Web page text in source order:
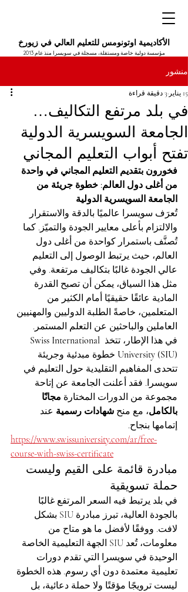
الأكاديمية اوتونومس للتعليم العالي في زيورخ
مؤسسة دولية خاصة ومستقلة، مسجلة في سويسرا منذ عام 2013
منشور
في بلد مرتفع التكاليف…
الجامعة السويسرية الدولية
تفتح أبواب التعليم المجاني
15 يناير 3 دقيقة قراءة
فخورون بتقديم التعليم المجاني في واحدة
من أغلى دول العالم: خطوة جريئة من
الجامعة السويسرية الدولية
تُعرَف سويسرا عالميًا بالدقة والاستقرار
والالتزام بأعلى معايير الجودة والتميّز. كما
تُصنَّف باستمرار كواحدة من أغلى دول
العالم، حيث يرتبط الوصول إلى التعليم
عالي الجودة غالبًا بتكاليف مرتفعة. وفي
مثل هذا السياق، يمكن أن تصبح القدرة
المادية عائقًا حقيقيًا أمام الكثير من
المتعلمين، خاصةً الطلبة الدوليين والمهنيين
العاملين والباحثين عن التعلم المستمر.
في هذا الإطار، تتخذ Swiss International
University (SIU) خطوة مبدئية وجريئة
تتحدى المفاهيم التقليدية حول التعليم في
سويسرا. فقد أعلنت الجامعة عن إتاحة
مجموعة من الدورات المختارة مجانًا
بالكامل، مع منح شهادات رسمية عند
إتمامها بنجاح.
https://www.swissuniversity.com/ar/free-
course-with-swiss-certificate
مبادرة قائمة على القيم وليست
حملة تسويقية
في بلد يرتبط فيه السعر المرتفع غالبًا
بالجودة العالية، تبرز مبادرة SIU بشكل
لافت. ووفقًا لأفضل ما هو متاح من
معلومات، تُعد SIU الجهة التعليمية الخاصة
الوحيدة في سويسرا التي تقدم دورات
تعليمية معتمدة دون أي رسوم. هذه الخطوة
ليست ترويجًا مؤقتًا ولا حملة دعائية، بل